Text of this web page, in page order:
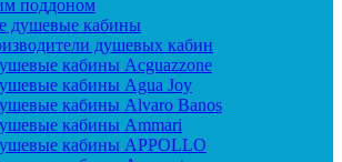
поддоном
душевые кабины
душевых кабин
кабины Acguazzone
кабины Agua Joy
кабины Alvaro Banos
кабины Ammari
кабины APPOLLO